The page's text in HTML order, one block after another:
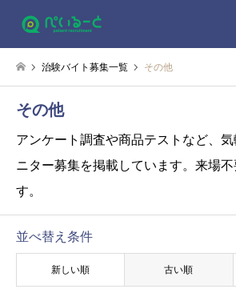
治験バイト募集一覧 その他
その他
アンケート調査や商品テストなど、
ニター募集を掲載しています。来場
す。
並べ替え条件
新しい順 古い順